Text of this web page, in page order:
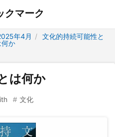
クマーク
年4月
文化的持続可能性と
何か
は何か
文化